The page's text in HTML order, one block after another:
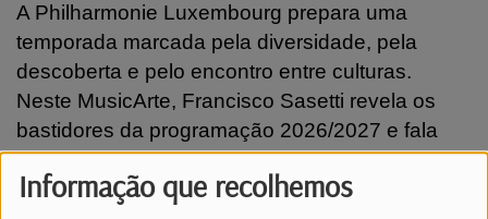
Informação que recolhemos
A Philharmonie Luxembourg prepara uma
temporada marcada pela diversidade, pela
descoberta e pelo encontro entre culturas.
Neste MusicArte, Francisco Sasetti revela os
bastidores da programação 2026/2027 e fala
sobre a celebração dos 10 anos do Festival
Atlântico. Djavan, Carminho, Criolo, Amaro